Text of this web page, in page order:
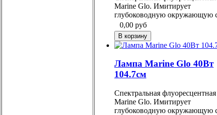
Marine Glo. Имитирует
глубоководную окружающую
0,00 руб
Лампа Marine Glo 40Вт
104.7см
Спектральная
Marine Glo. Имитирует
глубоководную окружающую